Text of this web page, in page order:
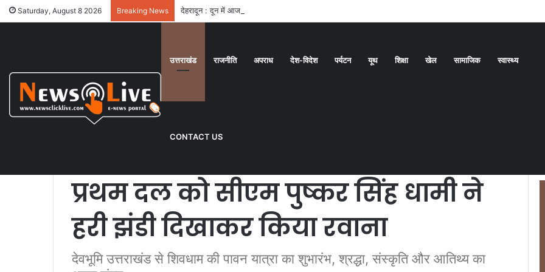
Saturday, August 8 2026 Breaking News देहरादून : दून में आज बारिश से हल्की राहत। चार जिलों में येलो अलर्ट
उत्तराखंड राजनीति अपराध देश-विदेश पर्यटन यूथ शिक्षा खेल सामाजिक स्वास्थ्य
CONTACT US
Home /उत्तराखंड /चम्पावत : कैलाश मानसरोवर यात्रा के प्रथम दल को सीएम पुष्कर सिंह धामी ने हरी झंडी दिखाकर किया रवाना
उत्तराखंड
प्रथम दल को सीएम पुष्कर सिंह धामी ने
हरी झंडी दिखाकर किया रवाना
देवभूमि उत्तराखंड से शिवधाम की पावन यात्रा का शुभारंभ, श्रद्धा, संस्कृति और आतिथ्य का